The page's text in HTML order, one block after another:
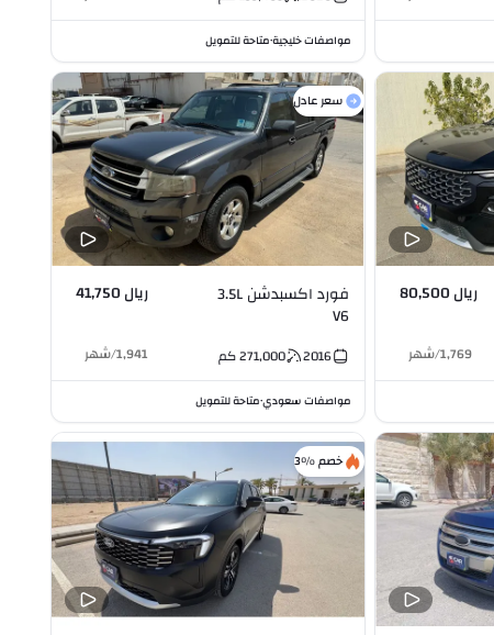
مواصفات خليجية•متاحة للتمويل
ريال 80,500
1,769
/شهر
سعر عادل
فورد اكسبدشن 3.5L
V6
ريال 41,750
2016
271,000كم 1,941
/شهر
مواصفات سعودي•متاحة للتمويل
خصم %3